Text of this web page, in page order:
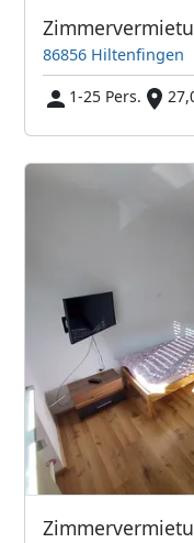
86856 Hiltenfingen
1-25 Pers.